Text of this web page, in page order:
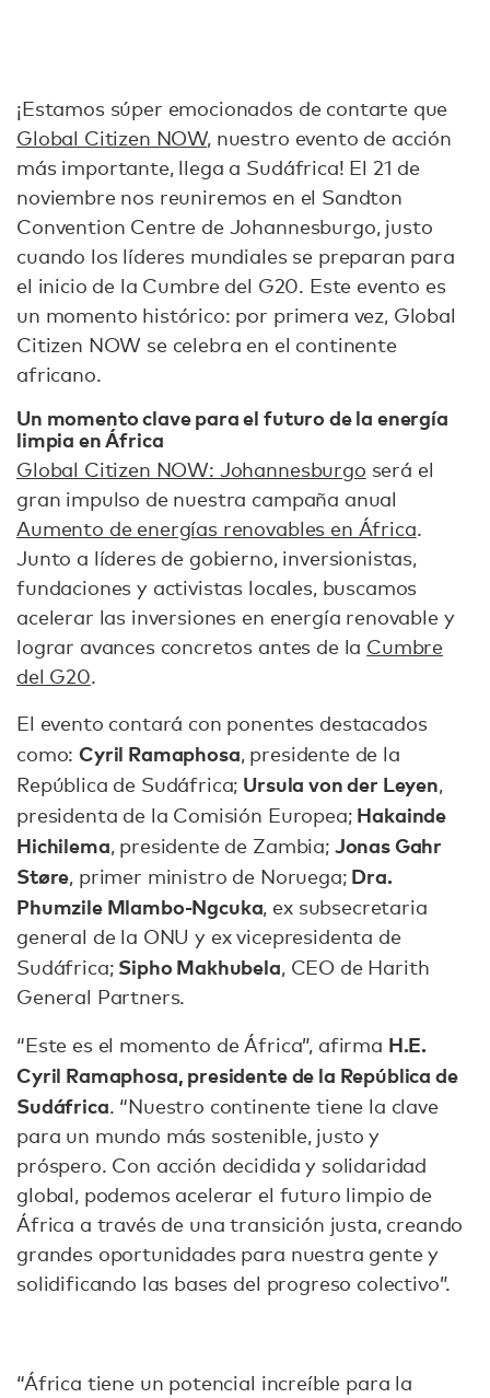
¡Estamos súper emocionados de contarte que
Global Citizen NOW, nuestro evento de acción
más importante, llega a Sudáfrica! El 21 de
noviembre nos reuniremos en el Sandton
Convention Centre de Johannesburgo, justo
cuando los líderes mundiales se preparan para
el inicio de la Cumbre del G20. Este evento es
un momento histórico: por primera vez, Global
Citizen NOW se celebra en el continente
africano.
Un momento clave para el futuro de la energía
limpia en África
Global Citizen NOW: Johannesburgo será el
gran impulso de nuestra campaña anual
Aumento de energías renovables en África.
Junto a líderes de gobierno, inversionistas,
fundaciones y activistas locales, buscamos
acelerar las inversiones en energía renovable y
lograr avances concretos antes de la Cumbre
del G20.
El evento contará con ponentes destacados
como:Cyril Ramaphosa, presidente de la
República de Sudáfrica; Ursula von der Leyen,
presidenta de la Comisión Europea; Hakainde
Hichilema, presidente de Zambia; Jonas Gahr
Støre, primer ministro de Noruega; Dra.
Phumzile Mlambo-Ngcuka, ex subsecretaria
general de la ONU y ex vicepresidenta de
Sudáfrica; Sipho Makhubela, CEO de Harith
General Partners.
“Este es el momento de África”, afirma H.E.
Cyril Ramaphosa, presidente de la República de
Sudáfrica. “Nuestro continente tiene la clave
para un mundo más sostenible, justo y
próspero. Con acción decidida y solidaridad
global, podemos acelerar el futuro limpio de
África a través de una transición justa, creando
grandes oportunidades para nuestra gente y
solidificando las bases del progreso colectivo”.
“África tiene un potencial increíble para la